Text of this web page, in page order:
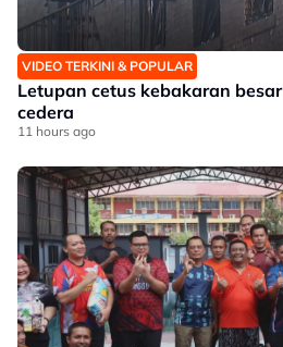
VIDEO TERKINI & POPULAR
Letupan cetus kebakaran
cedera
11 hours ago